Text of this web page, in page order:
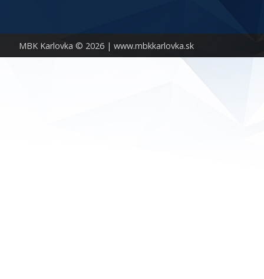
MBK Karlovka © 2026 | www.mbkkarlovka.sk